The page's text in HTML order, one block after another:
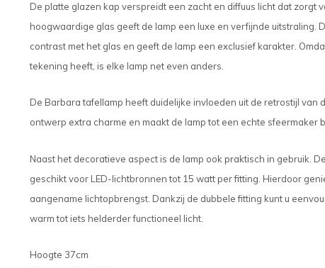
De platte glazen kap verspreidt een zacht en diffuus licht dat zorgt
hoogwaardige glas geeft de lamp een luxe en verfijnde uitstraling.
contrast met het glas en geeft de lamp een exclusief karakter.
tekening heeft, is elke lamp net even anders.
De Barbara tafellamp heeft duidelijke invloeden uit de retrostijl van
ontwerp extra charme en maakt de lamp tot een echte sfeermaker
Naast het decoratieve aspect is de lamp ook praktisch in gebruik.
geschikt voor LED-lichtbronnen tot 15 watt per fitting. Hierdoor
aangename lichtopbrengst. Dankzij de dubbele fitting kunt u
warm tot iets helderder functioneel licht.
Hoogte 37cm